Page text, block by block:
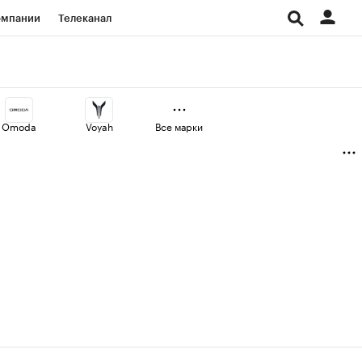
Телеканал
Проверка контрагентов
Omoda Voyah Все марки